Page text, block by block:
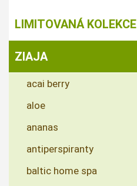
LIMITOVANÁ KOLEKCE
ZIAJA
acai berry
aloe
ananas
antiperspiranty
baltic home spa